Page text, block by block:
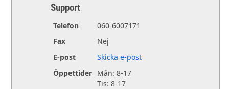
Support
Telefon
060-6007171
Fax
Nej
E-post
Skicka e-post
Öppettider Mån: 8-17
Tis: 8-17